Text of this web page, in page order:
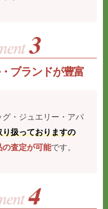
ブランドが豊富
・ジュエリー・アパ
扱っておりますの
の査定が可能です。